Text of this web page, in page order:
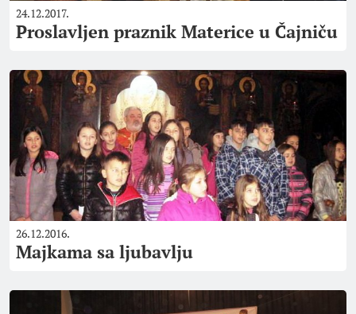
24.12.2017.
Proslavljen praznik Materice u Čajniču
26.12.2016.
Majkama sa ljubavlju